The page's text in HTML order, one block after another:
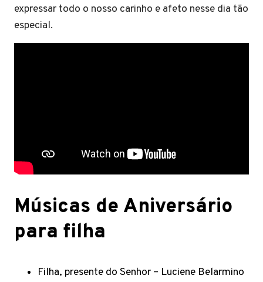
expressar todo o nosso carinho e afeto nesse dia tão
especial.
Músicas de Aniversário
para filha
Filha, presente do Senhor – Luciene Belarmino